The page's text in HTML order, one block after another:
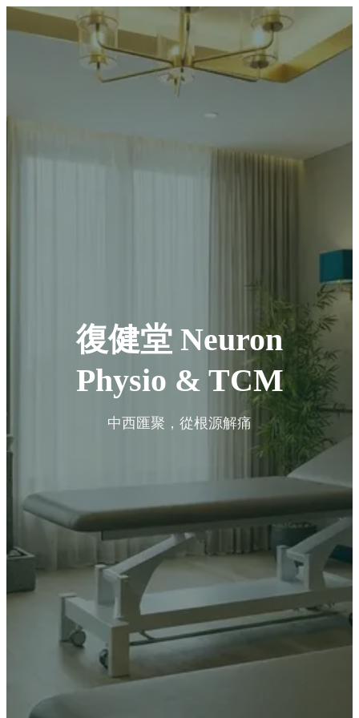
復健堂 Neuron
Physio & TCM
中西匯聚，從根源解痛